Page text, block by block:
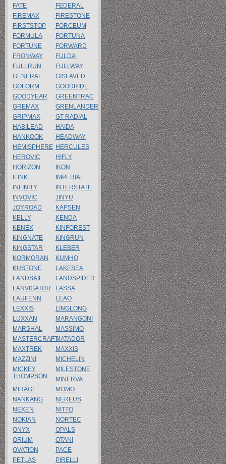
FATE
FEDERAL
FIREMAX
FIRESTONE
FIRSTSTOP
FORCEUM
FORMULA
FORTUNA
FORTUNE
FORWARD
FRONWAY
FULDA
FULLRUN
FULLWAY
GENERAL
GISLAVED
GOFORM
GOODRIDE
GOODYEAR
GREENTRAC
GREMAX
GRENLANDER
GRIPMAX
GT RADIAL
HABILEAD
HAIDA
HANKOOK
HEADWAY
HEMISPHERE HERCULES
HEROVIC
HIFLY
HORIZON
IKON
ILINK
IMPERIAL
INFINITY
INTERSTATE
INVOVIC
JINYU
JOYROAD
KAPSEN
KELLY
KENDA
KENEX
KINFOREST
KINGNATE
KINGRUN
KINGSTAR
KLEBER
KORMORAN
KUMHO
KUSTONE
LAKESEA
LANDSAIL
LANDSPIDER
LANVIGATOR
LASSA
LAUFENN
LEAO
LEXXIS
LINGLONG
LUXXAN
MARANGONI
MARSHAL
MASSIMO
MASTERCRAFTMATADOR
MAXTREK
MAXXIS
MAZZINI
MICHELIN
MICKEY
THOMPSON
MILESTONE
MINERVA
MIRAGE
MOMO
NANKANG
NEREUS
NEXEN
NITTO
NOKIAN
NORTEC
ONYX
OPALS
ORIUM
OTANI
OVATION
PACE
PETLAS
PIRELLI